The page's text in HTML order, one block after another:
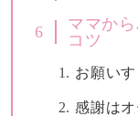
6
ママか
コツ
お願い
感謝は